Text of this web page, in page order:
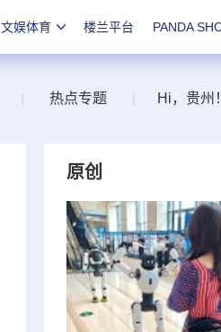
文娱体育 楼兰平台 PANDA
热点专题 Hi，贵州！
原创